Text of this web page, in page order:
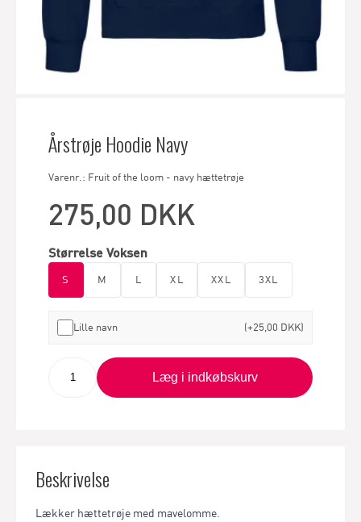
Årstrøje Hoodie Navy
Varenr.: Fruit of the loom - navy hættetrøje
275,00 DKK
Størrelse Voksen
S M L XL XXL 3XL
Lille navn (+25,00 DKK)
Læg i indkøbskurv
Beskrivelse
Lækker hættetrøje med mavelomme.